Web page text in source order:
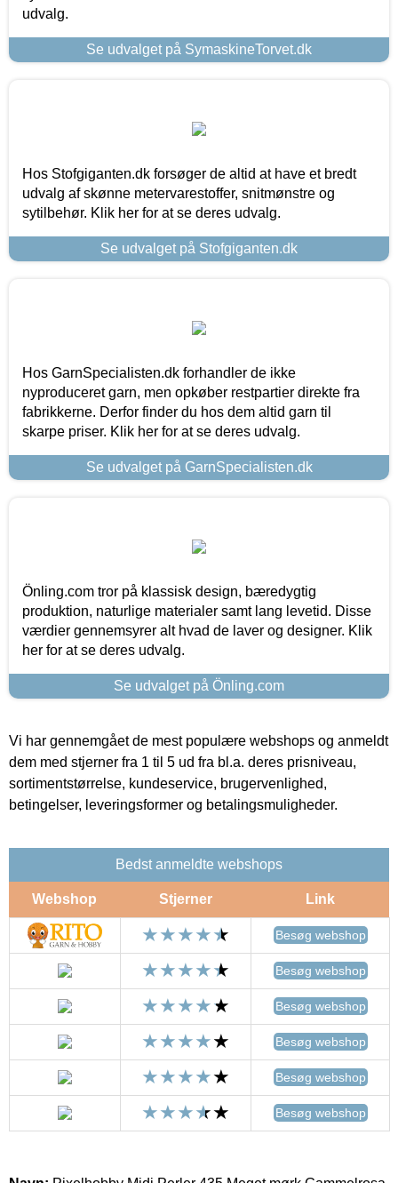
udvalg.
Se udvalget på SymaskineTorvet.dk
Hos Stofgiganten.dk forsøger de altid at have et bredt
udvalg af skønne metervarestoffer, snitmønstre og
sytilbehør. Klik her for at se deres udvalg.
Se udvalget på Stofgiganten.dk
Hos GarnSpecialisten.dk forhandler de ikke
nyproduceret garn, men opkøber restpartier direkte fra
fabrikkerne. Derfor finder du hos dem altid garn til
skarpe priser. Klik her for at se deres udvalg.
Se udvalget på GarnSpecialisten.dk
Önling.com tror på klassisk design, bæredygtig
produktion, naturlige materialer samt lang levetid. Disse
værdier gennemsyrer alt hvad de laver og designer. Klik
her for at se deres udvalg.
Se udvalget på Önling.com
Vi har gennemgået de mest populære webshops og anmeldt
dem med stjerner fra 1 til 5 ud fra bl.a. deres prisniveau,
sortimentstørrelse, kundeservice, brugervenlighed,
betingelser, leveringsformer og betalingsmuligheder.
Bedst anmeldte webshops
Webshop Stjerner Link
Besøg webshop
Besøg webshop
Besøg webshop
Besøg webshop
Besøg webshop
Besøg webshop